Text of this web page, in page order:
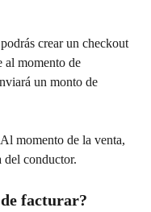
crear un checkout
al momento de
un monto de
momento de la venta,
del conductor.
de facturar?